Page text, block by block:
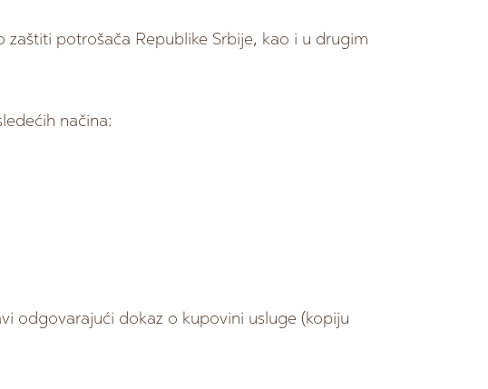
potrošača Republike Srbije, kao i u drugim
načina:
odgovarajući dokaz o kupovini usluge (kopiju